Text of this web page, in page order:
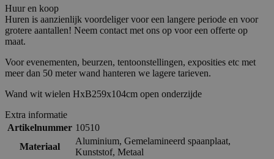
Huur en koop
Huren is aanzienlijk voordeliger voor een langere periode en voor
grotere aantallen! Neem contact met ons op voor een offerte op
maat.
Voor evenementen, beurzen, tentoonstellingen, exposities etc met
meer dan 50 meter wand hanteren we lagere tarieven.
Wand wit wielen HxB259x104cm open onderzijde
Extra informatie
Artikelnummer 10510
Materiaal
Aluminium, Gemelamineerd spaanplaat,
Kunststof, Metaal